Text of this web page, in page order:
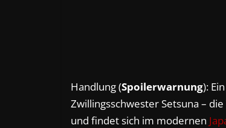
Handlung (Spoilerwarnung):
Zwillingsschwester Setsuna –
und findet sich im modernen